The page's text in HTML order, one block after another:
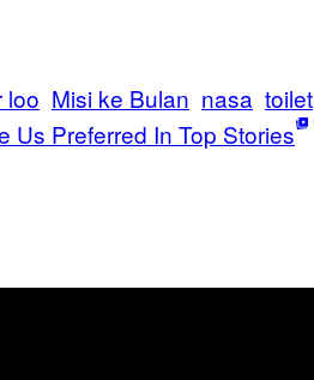
loo Misi ke Bulan nasa toilet
Us Preferred In Top Stories